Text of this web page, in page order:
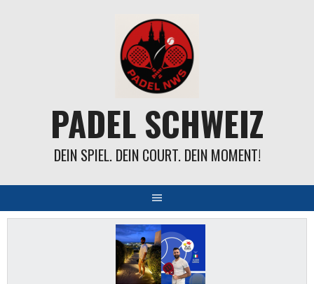
PADEL SCHWEIZ
DEIN SPIEL. DEIN COURT. DEIN MOMENT!